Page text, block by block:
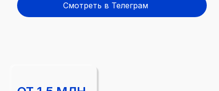
Смотреть в Телеграм